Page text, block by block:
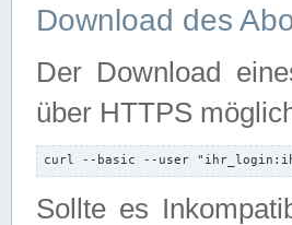
Download des
Der Download
über HTTPS
curl --basic --user
Sollte es